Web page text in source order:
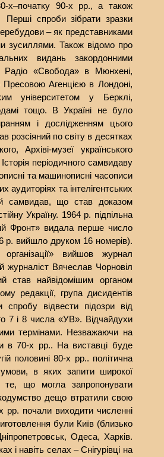
х–початку 90-х рр., а також
спроби зібрати зразки
– як представниками
зусиллями. Також відомо про
видань закордонними
Радіо «Свобода» в Мюнхені,
Пресовою Агенцією в Лондоні,
університетом у Берклі,
тощо. В Україні не було
і дослідженням цього
розсіяний по світу в десятках
Архіві-музеї українського
періодичного самвидаву
та машинописні часописи
та інтелігентських
самвидав, що став доказом
Україну. 1964 р. підпільна
Фронт» видала перше число
р. вийшло друком 16 номерів).
вийшов журнал
журналіст Вячеслав Чорновіл
став найвідомішим органом
редакції, група дисидентів
відвести підозри від
7 і 8 числа «УВ». Відчайдухи
термінами. Незважаючи на
в 70-х рр.. На виставці буде
половині 80-х рр.. політична
в яких запити широкої
те, що могла запропонувати
дещо втратили свою
рр. почали виходити численні
були Київ (близько
Одеса, Харків.
і навіть селах – Снігурівці на